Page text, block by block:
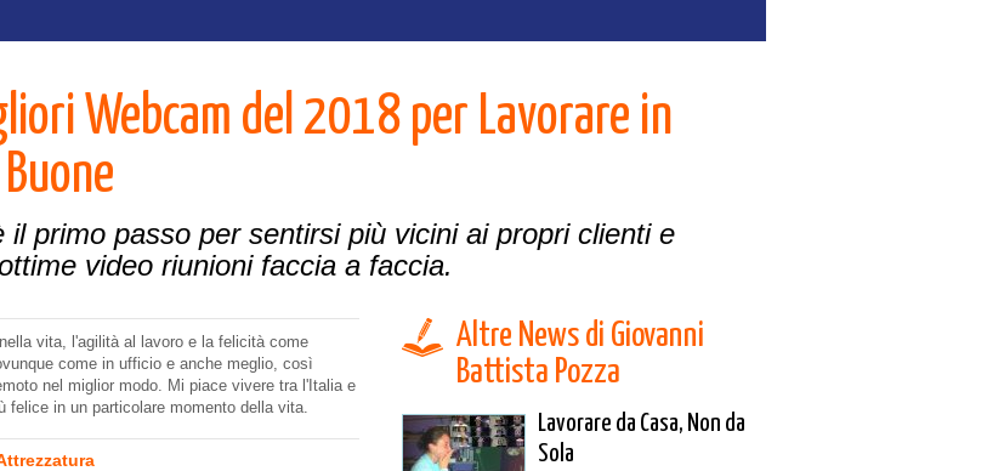
Webcam del 2018 per Lavorare in
primo passo per sentirsi più vicini ai propri clienti e
video riunioni faccia a faccia.
vita, l'agilità al lavoro e la felicità come
come in ufficio e anche meglio, così
nel miglior modo. Mi piace vivere tra l'Italia e
felice in un particolare momento della vita.
Altre News di Giovanni
Battista Pozza
Lavorare da Casa, Non da
Sola